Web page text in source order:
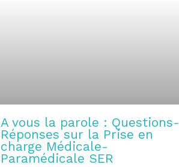
A vous la parole : Questions-
Réponses sur la Prise en
charge Médicale-
Paramédicale SER